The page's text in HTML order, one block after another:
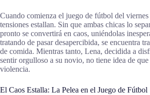
Cuando comienza el juego de fútbol del
tensiones estallan. Sin que ambas chicas lo
pronto se convertirá en caos, uniéndolas
tratando de pasar desapercibida, se encuentra
de comida. Mientras tanto, Lena, decidida a
sentir orgulloso a su novio, no tiene idea de
violencia.
El Caos Estalla: La Pelea en el Juego de Fútbol